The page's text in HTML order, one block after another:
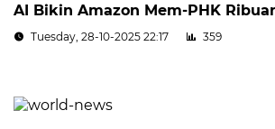
AI Bikin Amazon Mem-PHK
Tuesday, 28-10-2025 22:17 359